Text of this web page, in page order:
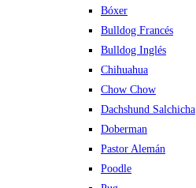
Bóxer
Bulldog Francés
Bulldog Inglés
Chihuahua
Chow Chow
Dachshund Salchicha
Doberman
Pastor Alemán
Poodle